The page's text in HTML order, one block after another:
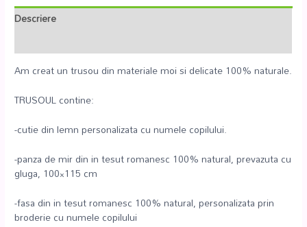
Descriere
Am creat un trusou din materiale moi si delicate 100% naturale.
TRUSOUL contine:
-cutie din lemn personalizata cu numele copilului.
-panza de mir din in tesut romanesc 100% natural, prevazuta cu
gluga, 100×115 cm
-fasa din in tesut romanesc 100% natural, personalizata prin
broderie cu numele copilului